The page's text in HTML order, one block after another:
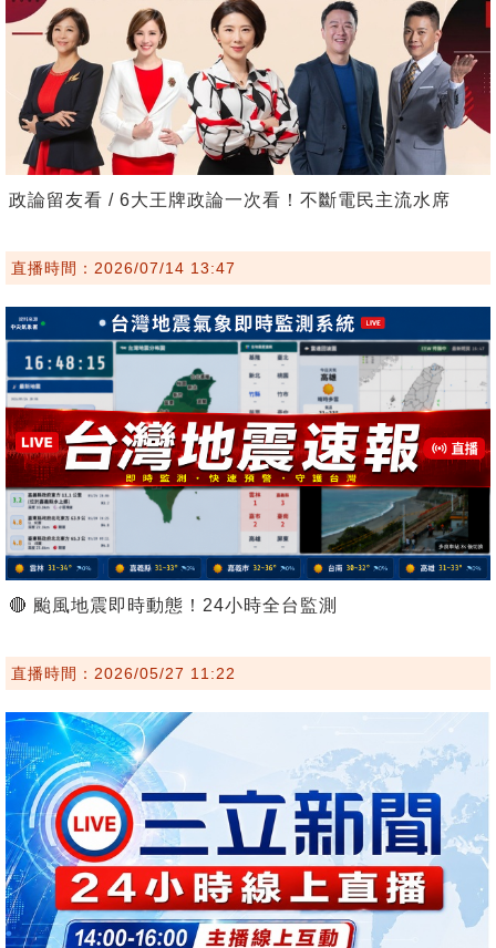
政論留友看 / 6大王牌政論一次看！不斷電民主流水席
直播時間：2026/07/14 13:47
🔴 颱風地震即時動態！24小時全台監測
直播時間：2026/05/27 11:22